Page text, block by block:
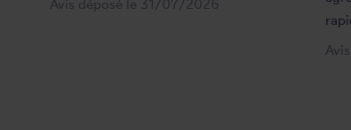
Avis déposé le 31/07/2026